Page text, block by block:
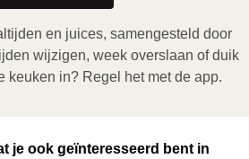
bakje in de magnetron en
gedurende 3,5 minuten. Laat de
1 minuut rusten voor het
Pas bij het openen op voor
en juices, samengesteld door
wijzigen, week overslaan of duik
keuken in? Regel het met de app.
je ook geïnteresseerd bent in